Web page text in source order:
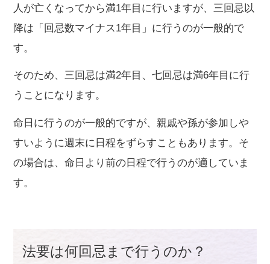
人が亡くなってから満1年目に行いますが、三回忌以
降は「回忌数マイナス1年目」に行うのが一般的で
す。
そのため、三回忌は満2年目、七回忌は満6年目に行
うことになります。
命日に行うのが一般的ですが、親戚や孫が参加しや
すいように週末に日程をずらすこともあります。そ
の場合は、命日より前の日程で行うのが適していま
す。
法要は何回忌まで行うのか？